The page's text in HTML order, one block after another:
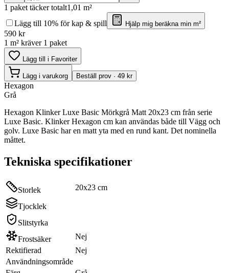
1 paket täcker totalt1,01 m²
Lägg till 10% för kap & spill
Hjälp mig beräkna min m²
590 kr
1 m² kräver 1 paket
Lägg till i Favoriter
Lägg i varukorg Beställ prov · 49 kr
Hexagon
Grå
Hexagon Klinker Luxe Basic Mörkgrå Matt 20x23 cm från serie
Luxe Basic. Klinker Hexagon cm kan användas både till Vägg och
golv. Luxe Basic har en matt yta med en rund kant. Det nominella
måttet.
Tekniska specifikationer
Storlek 20x23 cm
Tjocklek
Slitstyrka
Frostsäker
Nej
Rektifierad
Nej
Användningsområde